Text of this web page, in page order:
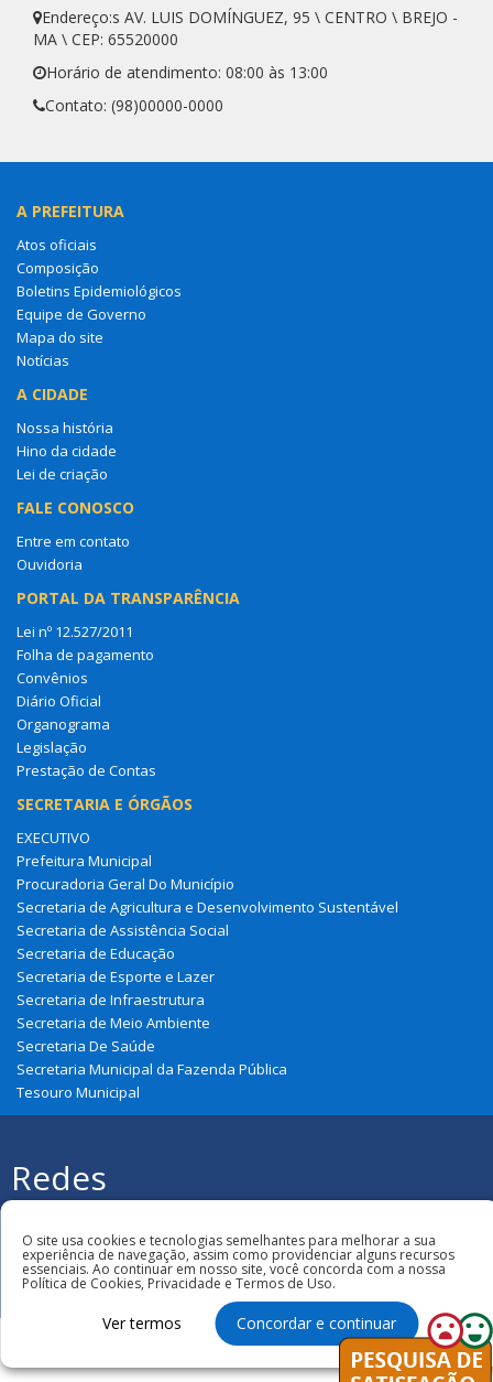
Endereço:s AV. LUIS DOMÍNGUEZ, 95 \ CENTRO \ BREJO -
MA \ CEP: 65520000
Horário de atendimento: 08:00 às 13:00
Contato: (98)00000-0000
A PREFEITURA
Atos oficiais
Composição
Boletins Epidemiológicos
Equipe de Governo
Mapa do site
Notícias
A CIDADE
Nossa história
Hino da cidade
Lei de criação
FALE CONOSCO
Entre em contato
Ouvidoria
PORTAL DA TRANSPARÊNCIA
Lei nº 12.527/2011
Folha de pagamento
Convênios
Diário Oficial
Organograma
Legislação
Prestação de Contas
SECRETARIA E ÓRGÃOS
EXECUTIVO
Prefeitura Municipal
Procuradoria Geral Do Município
Secretaria de Agricultura e Desenvolvimento Sustentável
Secretaria de Assistência Social
Secretaria de Educação
Secretaria de Esporte e Lazer
Secretaria de Infraestrutura
Secretaria de Meio Ambiente
Secretaria De Saúde
Secretaria Municipal da Fazenda Pública
Tesouro Municipal
Redes
Sociais
O site usa cookies e tecnologias semelhantes para melhorar a sua
experiência de navegação, assim como providenciar alguns recursos
essenciais. Ao continuar em nosso site, você concorda com a nossa
Política de Cookies, Privacidade e Termos de Uso.
Ver termos Concordar e continuar